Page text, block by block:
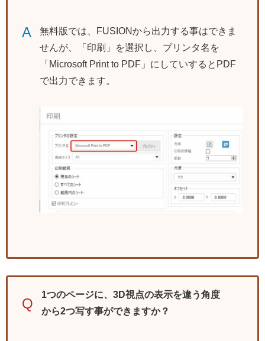
A
無料版では、FUSIONから出力する事はできま
せんが、「印刷」を選択し、プリンタ名を
「Microsoft Print to PDF」にしていするとPDF
で出力できます。
Q
1つのページに、3D視点の表示を違う角度
から2つ写す事ができますか？